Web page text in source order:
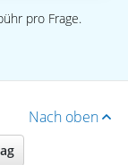
pro Frage.
Nach oben